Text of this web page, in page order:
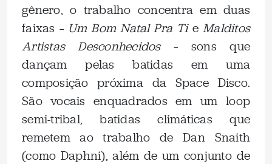
gênero, o trabalho concentra em duas
faixas – Um Bom Natal Pra Tie Malditos
Artistas Desconhecidos– sons que
dançam pelas batidas em uma
composição próxima da Space Disco.
São vocais enquadrados em um loop
semi-tribal, batidas climáticas que
remetem ao trabalho de Dan Snaith
(como Daphni), além de um conjunto de